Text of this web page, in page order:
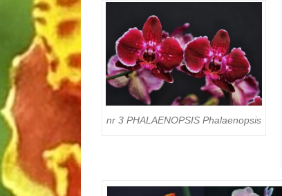
nr 3 PHALAENOPSIS Phalaenopsis